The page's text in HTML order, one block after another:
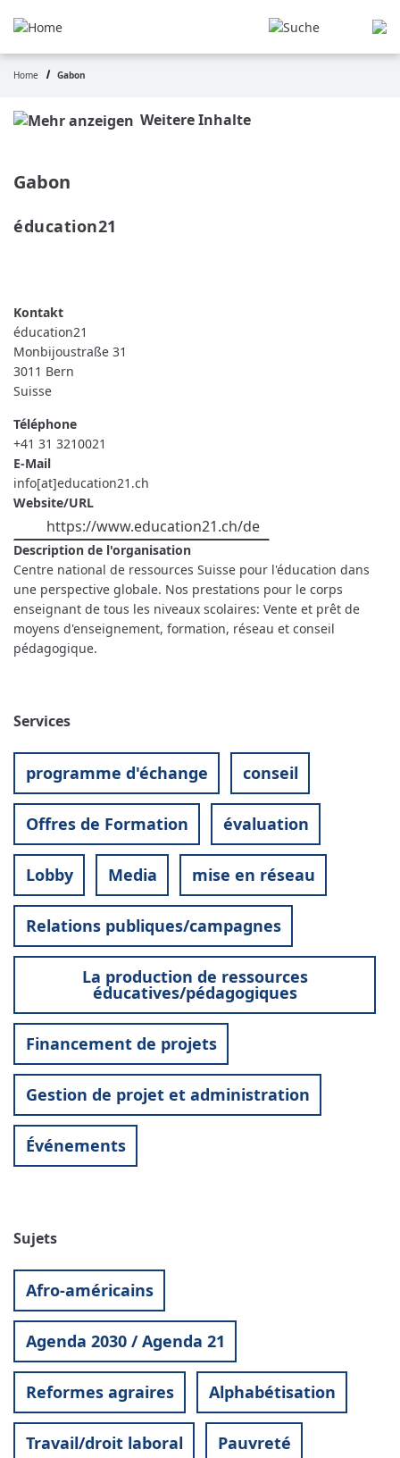
au
principal
Fil
d'Ariane
Home Gabon
Weitere Inhalte
Gabon
éducation21
éducation21
Monbijoustraße 31
3011 Bern
Suisse
Téléphone
+41 31 3210021
E-Mail
info[at]education21.ch
Website/URL
https://www.education21.ch/de
Description de l'organisation
Centre national de ressources Suisse pour l'éducation dans
une perspective globale. Nos prestations pour le corps
enseignant de tous les niveaux scolaires: Vente et prêt de
moyens d'enseignement, formation, réseau et conseil
pédagogique.
Services
programme d'échange conseil
Offres de Formation évaluation
Lobby Media mise en réseau
Relations publiques/campagnes
La production de ressources
éducatives/pédagogiques
Financement de projets
Gestion de projet et administration
Événements
Sujets
Afro-américains
Agenda 2030 / Agenda 21
Reformes agraires Alphabétisation
Travail/droit laboral Pauvreté